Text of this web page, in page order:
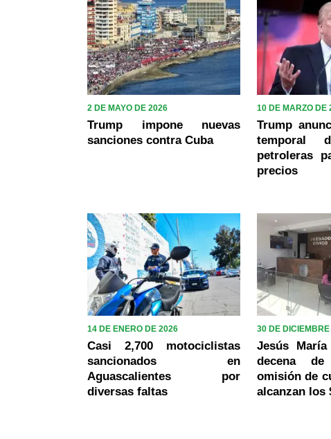
2 DE MAYO DE 2026
Trump impone nuevas
sanciones contra Cuba
10 DE MARZO DE
Trump
temporal
petroleras
precios
14 DE ENERO DE 2026
Casi 2,700 motociclistas
sancionados en
Aguascalientes por
diversas faltas
30 DE
Jesús
decena
omisión de
alcanzan los